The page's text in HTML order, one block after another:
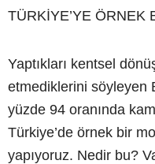
TÜRKİYE’YE ÖRNEK
Yaptıkları kentsel
etmediklerini söyleyen
yüzde 94 oranında
Türkiye’de örnek bir
yapıyoruz. Nedir bu?